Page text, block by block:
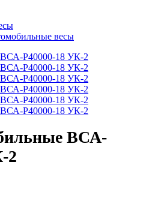
весы
ВСА-
2